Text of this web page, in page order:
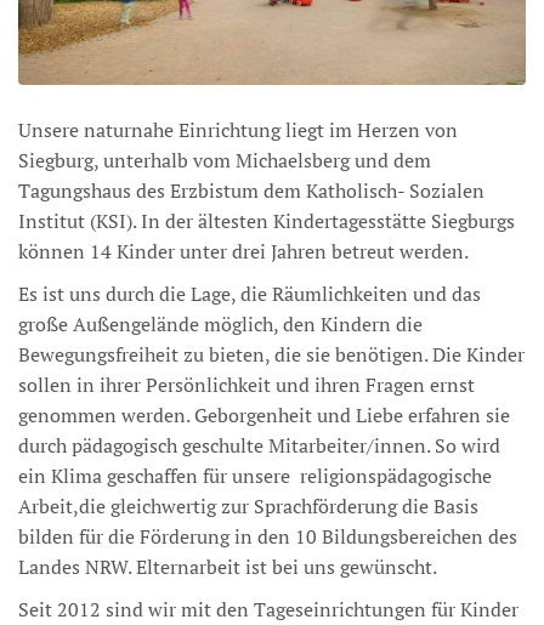
Unsere naturnahe Einrichtung liegt im Herzen von
Siegburg, unterhalb vom Michaelsberg und dem
Tagungshaus des Erzbistum dem Katholisch- Sozialen
Institut (KSI). In der ältesten Kindertagesstätte Siegburgs
können 14 Kinder unter drei Jahren betreut werden.
Es ist uns durch die Lage, die Räumlichkeiten und das
große Außengelände möglich, den Kindern die
Bewegungsfreiheit zu bieten, die sie benötigen. Die Kinder
sollen in ihrer Persönlichkeit und ihren Fragen ernst
genommen werden. Geborgenheit und Liebe erfahren sie
durch pädagogisch geschulte Mitarbeiter/innen. So wird
ein Klima geschaffen für unsere religionspädagogische
Arbeit,die gleichwertig zur Sprachförderung die Basis
bilden für die Förderung in den 10 Bildungsbereichen des
Landes NRW. Elternarbeit ist bei uns gewünscht.
Seit 2012 sind wir mit den Tageseinrichtungen für Kinder